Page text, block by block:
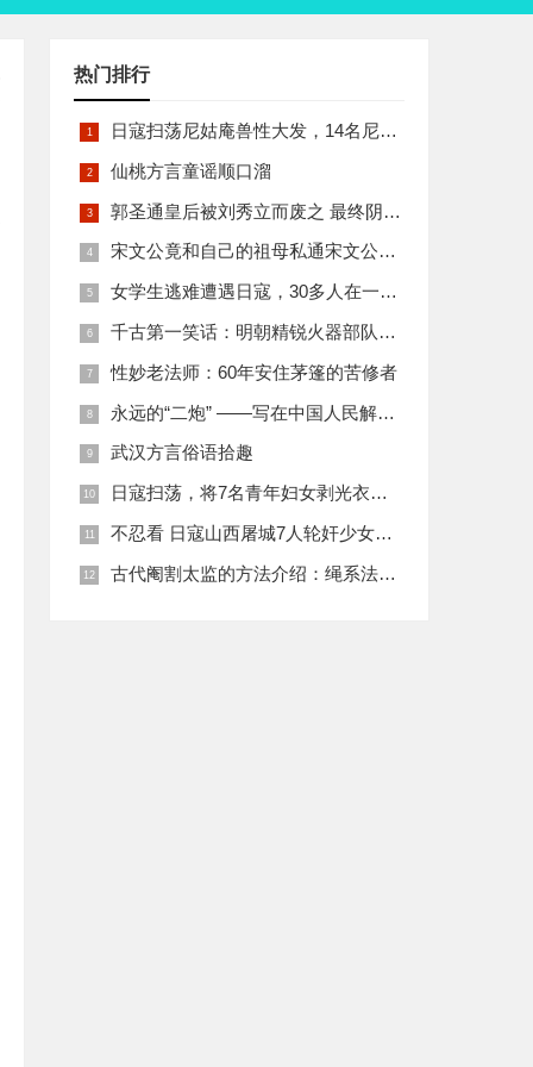
热门排行
日寇扫荡尼姑庵兽性大发，14名尼姑遭玷污后集体自焚
仙桃方言童谣顺口溜
郭圣通皇后被刘秀立而废之 最终阴丽华当上了皇后 那么她的五个儿子有何结局
宋文公竟和自己的祖母私通宋文公是如何死的
女学生逃难遭遇日寇，30多人在一所小校里被集体奸淫
千古第一笑话：明朝精锐火器部队亡于一只'鸡'
性妙老法师：60年安住茅篷的苦修者
永远的“二炮” ——写在中国人民解放军火箭军组建之际
武汉方言俗语拾趣
日寇扫荡，将7名青年妇女剥光衣裤在庙前糟蹋
不忍看 日寇山西屠城7人轮奸少女后揪双腿活活分尸
古代阉割太监的方法介绍：绳系法与揉捏法